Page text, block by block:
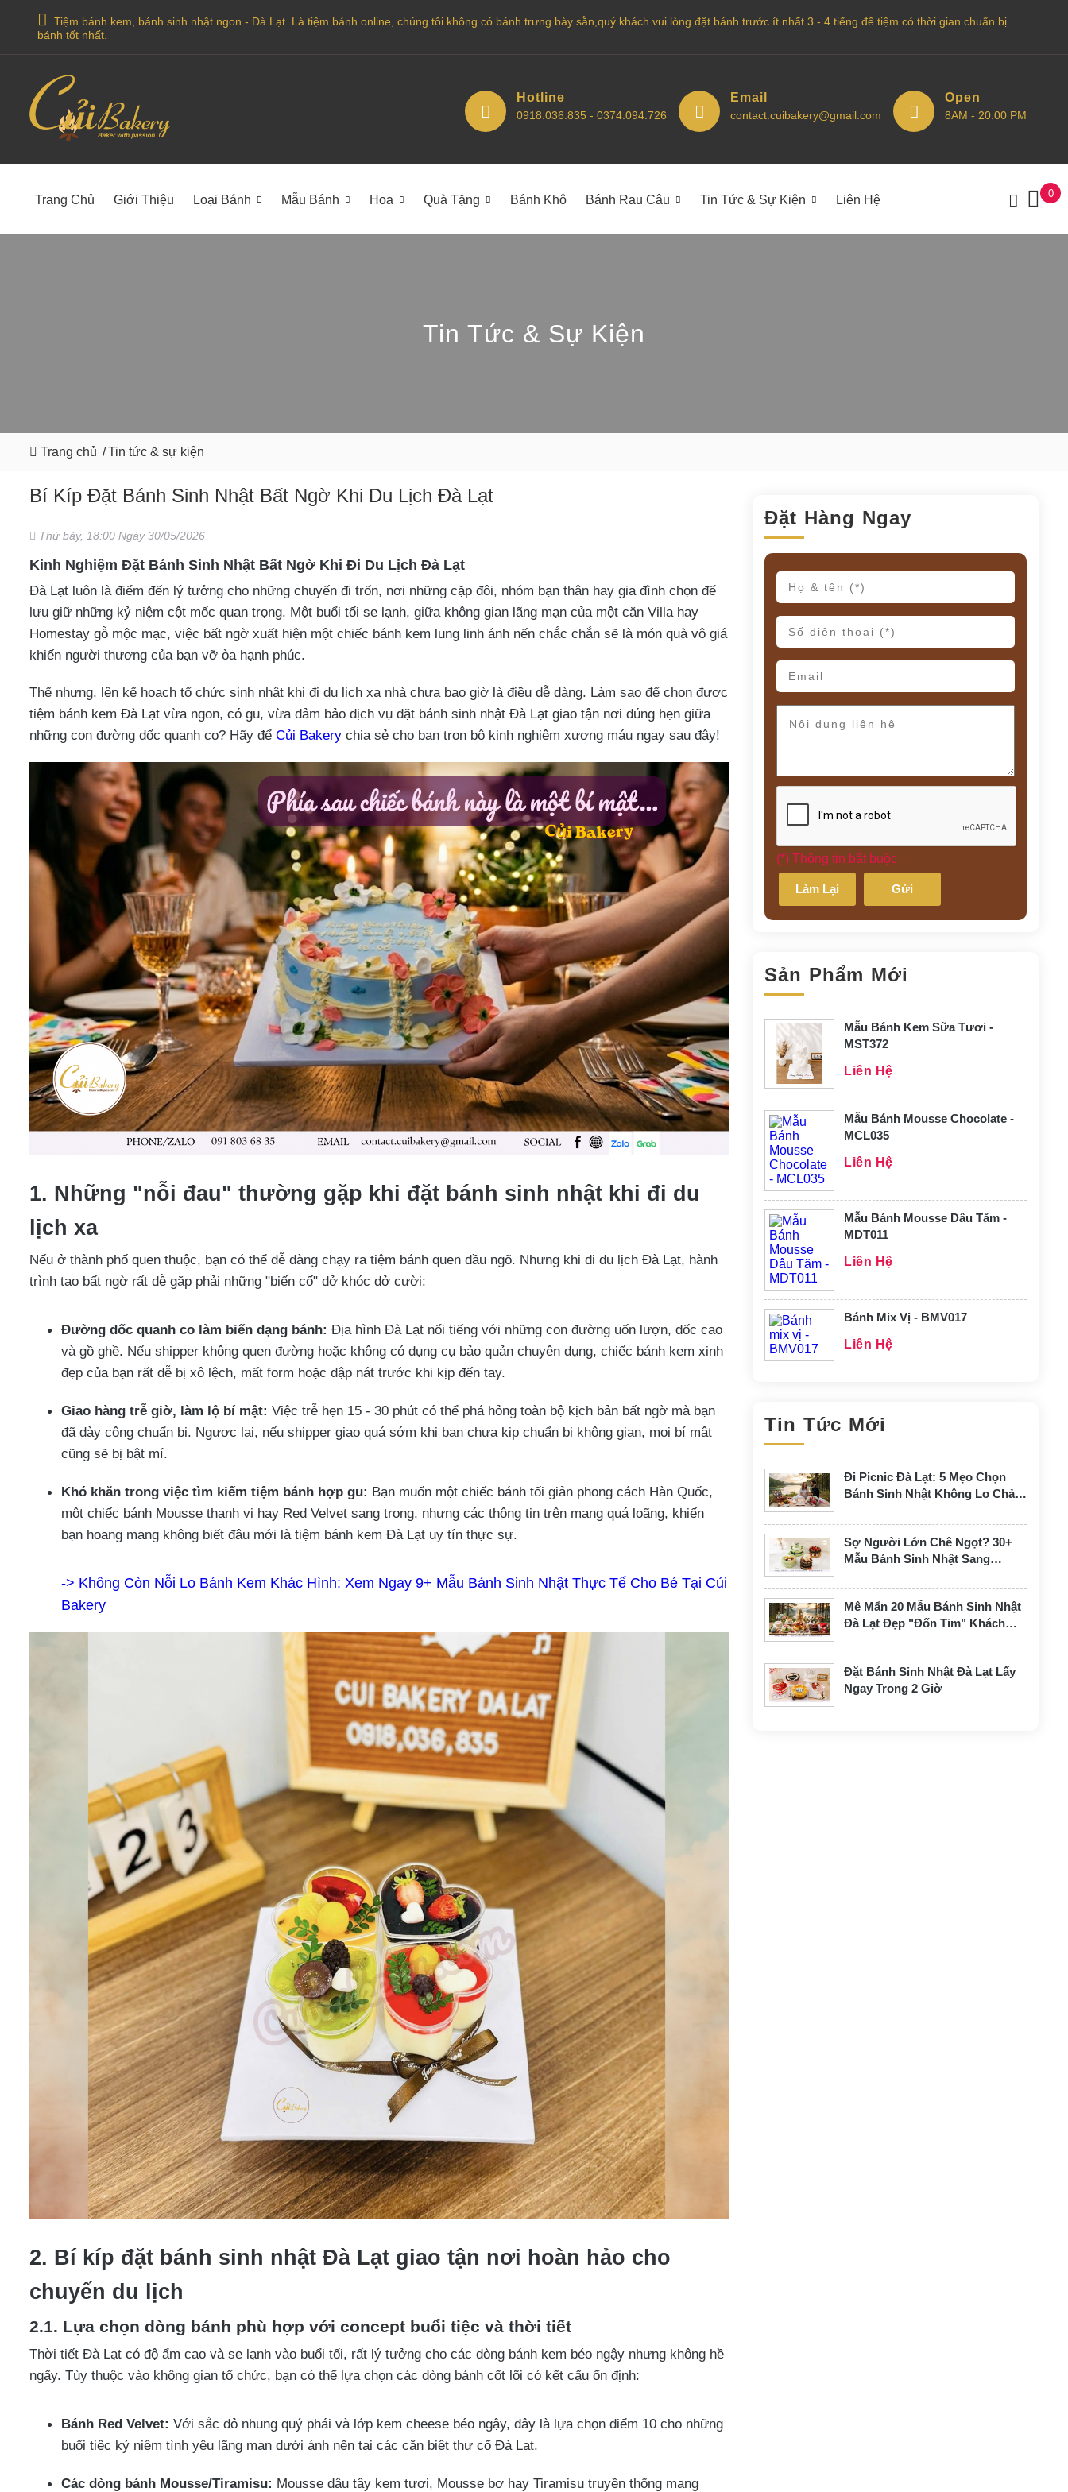
Tiệm bánh kem, bánh sinh nhật ngon - Đà Lạt. Là tiệm bánh online, chúng tôi không có bánh trưng bày sẵn,quý khách vui lòng đặt bánh trước ít nhất 3 - 4 tiếng để tiệm có thời gian chuẩn bị
bánh tốt nhất.
Hotline
0918.036.835 - 0374.094.726
Email
contact.cuibakery@gmail.com
Open
8AM - 20:00 PM
Trang Chủ Giới Thiệu Loại Bánh Mẫu Bánh Hoa Quà Tặng Bánh Khô Bánh Rau Câu Tin Tức & Sự Kiện Liên Hệ 0
Tin Tức & Sự Kiện
Trang chủ /Tin tức & sự kiện
Bí Kíp Đặt Bánh Sinh Nhật Bất Ngờ Khi Du Lịch Đà Lạt
Thứ bảy, 18:00 Ngày 30/05/2026
Kinh Nghiệm Đặt Bánh Sinh Nhật Bất Ngờ Khi Đi Du Lịch Đà Lạt
Đà Lạt luôn là điểm đến lý tưởng cho những chuyến đi trốn, nơi những cặp đôi, nhóm bạn thân hay gia đình chọn để
lưu giữ những kỷ niệm cột mốc quan trọng. Một buổi tối se lạnh, giữa không gian lãng mạn của một căn Villa hay
Homestay gỗ mộc mạc, việc bất ngờ xuất hiện một chiếc bánh kem lung linh ánh nến chắc chắn sẽ là món quà vô giá
khiến người thương của bạn vỡ òa hạnh phúc.
Thế nhưng, lên kế hoạch tổ chức sinh nhật khi đi du lịch xa nhà chưa bao giờ là điều dễ dàng. Làm sao để chọn được
tiệm bánh kem Đà Lạt vừa ngon, có gu, vừa đảm bảo dịch vụ đặt bánh sinh nhật Đà Lạt giao tận nơi đúng hẹn giữa
những con đường dốc quanh co? Hãy để Củi Bakery chia sẻ cho bạn trọn bộ kinh nghiệm xương máu ngay sau đây!
1. Những "nỗi đau" thường gặp khi đặt bánh sinh nhật khi đi du
lịch xa
Nếu ở thành phố quen thuộc, bạn có thể dễ dàng chạy ra tiệm bánh quen đầu ngõ. Nhưng khi đi du lịch Đà Lạt, hành
trình tạo bất ngờ rất dễ gặp phải những "biến cố" dở khóc dở cười:
Đường dốc quanh co làm biến dạng bánh: Địa hình Đà Lạt nổi tiếng với những con đường uốn lượn, dốc cao
và gồ ghề. Nếu shipper không quen đường hoặc không có dụng cụ bảo quản chuyên dụng, chiếc bánh kem xinh
đẹp của bạn rất dễ bị xô lệch, mất form hoặc dập nát trước khi kịp đến tay.
Giao hàng trễ giờ, làm lộ bí mật: Việc trễ hẹn 15 - 30 phút có thể phá hỏng toàn bộ kịch bản bất ngờ mà bạn
đã dày công chuẩn bị. Ngược lại, nếu shipper giao quá sớm khi bạn chưa kịp chuẩn bị không gian, mọi bí mật
cũng sẽ bị bật mí.
Khó khăn trong việc tìm kiếm tiệm bánh hợp gu: Bạn muốn một chiếc bánh tối giản phong cách Hàn Quốc,
một chiếc bánh Mousse thanh vị hay Red Velvet sang trọng, nhưng các thông tin trên mạng quá loãng, khiến
bạn hoang mang không biết đâu mới là tiệm bánh kem Đà Lạt uy tín thực sự.
-> Không Còn Nỗi Lo Bánh Kem Khác Hình: Xem Ngay 9+ Mẫu Bánh Sinh Nhật Thực Tế Cho Bé Tại Củi
Bakery
2. Bí kíp đặt bánh sinh nhật Đà Lạt giao tận nơi hoàn hảo cho
chuyến du lịch
2.1. Lựa chọn dòng bánh phù hợp với concept buổi tiệc và thời tiết
Thời tiết Đà Lạt có độ ẩm cao và se lạnh vào buổi tối, rất lý tưởng cho các dòng bánh kem béo ngậy nhưng không hề
ngấy. Tùy thuộc vào không gian tổ chức, bạn có thể lựa chọn các dòng bánh cốt lõi có kết cấu ổn định:
Bánh Red Velvet: Với sắc đỏ nhung quý phái và lớp kem cheese béo ngậy, đây là lựa chọn điểm 10 cho những
buổi tiệc kỷ niệm tình yêu lãng mạn dưới ánh nến tại các căn biệt thự cổ Đà Lạt.
Các dòng bánh Mousse/Tiramisu: Mousse dâu tây kem tươi, Mousse bơ hay Tiramisu truyền thống mang
Đặt Hàng Ngay
(*) Thông tin bắt buộc
Làm Lại Gửi
Sản Phẩm Mới
Mẫu Bánh Kem Sữa Tươi -
MST372
Liên Hệ
Mẫu Bánh Mousse Chocolate -
MCL035
Liên Hệ
Mẫu Bánh Mousse Dâu Tăm -
MDT011
Liên Hệ
Bánh Mix Vị - BMV017
Liên Hệ
Tin Tức Mới
Đi Picnic Đà Lạt: 5 Mẹo Chọn
Bánh Sinh Nhật Không Lo Chảy
Sợ Người Lớn Chê Ngọt? 30+
Mẫu Bánh Sinh Nhật Sang
Mê Mẩn 20 Mẫu Bánh Sinh Nhật
Đà Lạt Đẹp "Đốn Tim" Khách
Đặt Bánh Sinh Nhật Đà Lạt Lấy
Ngay Trong 2 Giờ